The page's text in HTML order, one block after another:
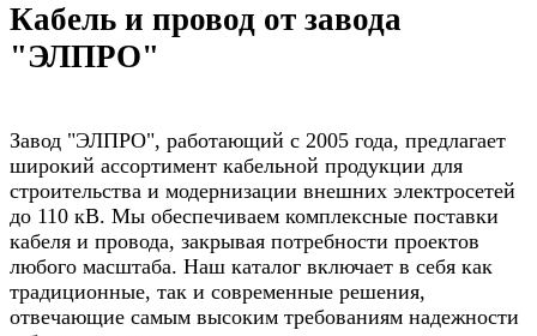
Кабель и провод от завода
"ЭЛПРО"
Завод "ЭЛПРО", работающий с 2005 года, предлагает
широкий ассортимент кабельной продукции для
строительства и модернизации внешних электросетей
до 110 кВ. Мы обеспечиваем комплексные поставки
кабеля и провода, закрывая потребности проектов
любого масштаба. Наш каталог включает в себя как
традиционные, так и современные решения,
отвечающие самым высоким требованиям надежности